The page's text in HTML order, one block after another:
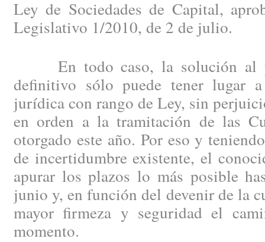
Ley de Sociedades de Capital,
Legislativo 1/2010, de 2 de julio.
En todo caso, la solución al
definitivo sólo puede tener lugar
jurídica con rango de Ley, sin
en orden a la tramitación de las
otorgado este año. Por eso y
de incertidumbre existente, el
apurar los plazos lo más posible
junio y, en función del devenir de la
mayor firmeza y seguridad el
momento.